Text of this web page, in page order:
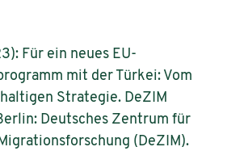
Für ein neues EU-
mit der Türkei: Vom
Strategie. DeZIM
Deutsches Zentrum für
(DeZIM).